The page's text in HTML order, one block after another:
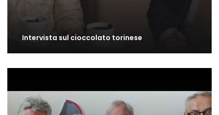
Intervista sul cioccolato torinese